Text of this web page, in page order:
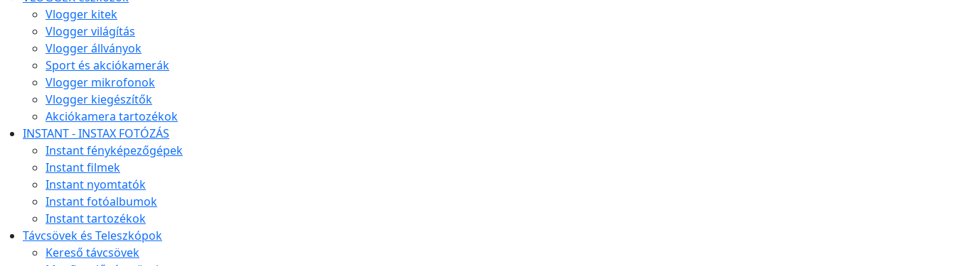
Vlogger kitek
Vlogger világítás
Vlogger állványok
Sport és akciókamerák
Vlogger mikrofonok
Vlogger kiegészítők
Akciókamera tartozékok
INSTANT - INSTAX FOTÓZÁS
Instant fényképezőgépek
Instant filmek
Instant nyomtatók
Instant fotóalbumok
Instant tartozékok
Távcsövek és Teleszkópok
Kereső távcsövek